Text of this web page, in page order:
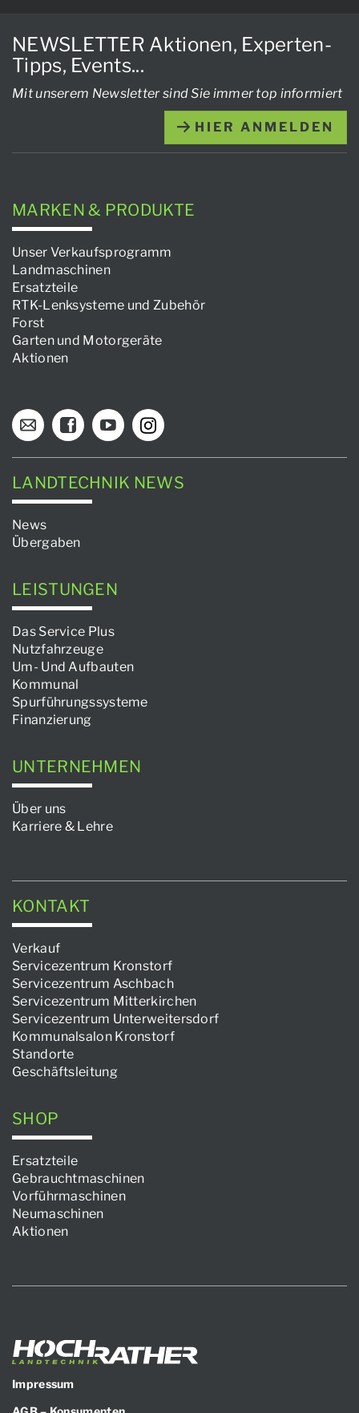
NEWSLETTER Aktionen, Experten-
Tipps, Events...
Mit unserem Newsletter sind Sie immer top informiert
HIER ANMELDEN
MARKEN & PRODUKTE
Unser Verkaufsprogramm
Landmaschinen
Ersatzteile
RTK-Lenksysteme und Zubehör
Forst
Garten und Motorgeräte
Aktionen
LANDTECHNIK NEWS
News
Übergaben
LEISTUNGEN
Das Service Plus
Nutzfahrzeuge
Um- Und Aufbauten
Kommunal
Spurführungssysteme
Finanzierung
UNTERNEHMEN
Über uns
Karriere & Lehre
KONTAKT
Verkauf
Servicezentrum Kronstorf
Servicezentrum Aschbach
Servicezentrum Mitterkirchen
Servicezentrum Unterweitersdorf
Kommunalsalon Kronstorf
Standorte
Geschäftsleitung
SHOP
Ersatzteile
Gebrauchtmaschinen
Vorführmaschinen
Neumaschinen
Aktionen
Impressum